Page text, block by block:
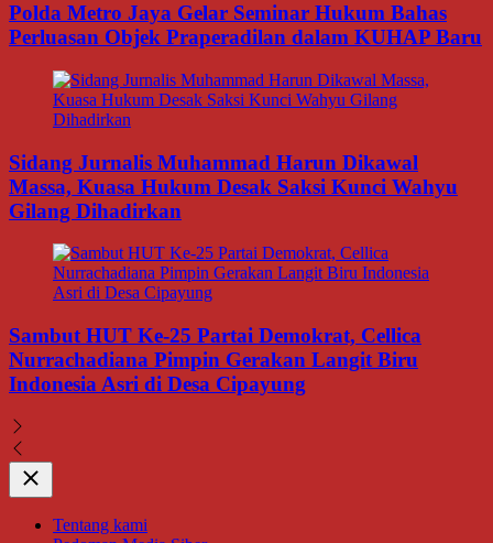
Polda Metro Jaya Gelar Seminar Hukum Bahas
Perluasan Objek Praperadilan dalam KUHAP Baru
Sidang Jurnalis Muhammad Harun Dikawal
Massa, Kuasa Hukum Desak Saksi Kunci Wahyu
Gilang Dihadirkan
Sambut HUT Ke-25 Partai Demokrat, Cellica
Nurrachadiana Pimpin Gerakan Langit Biru
Indonesia Asri di Desa Cipayung
Close
Tentang kami